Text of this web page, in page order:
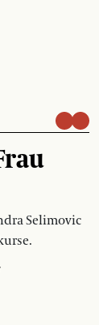
Selimovic